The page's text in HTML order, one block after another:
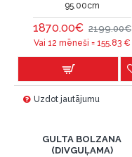
95.00cm
1870.00€ 2199.00€
Vai 12 mēneši = 155.83€
Uzdot jautājumu
GULTA BOLZANA
(DIVGUĻAMA)